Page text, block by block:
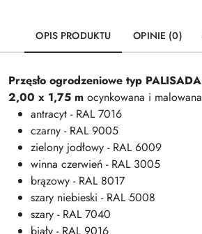
OPIS PRODUKTU OPINIE (0)
Przęsło ogrodzeniowe typ
2,00 x 1,75 m ocynkowana i
antracyt - RAL 7016
czarny - RAL 9005
zielony jodłowy - RAL 6009
winna czerwień - RAL 3005
brązowy - RAL 8017
szary niebieski - RAL 5008
szary - RAL 7040
biały - RAL 9016